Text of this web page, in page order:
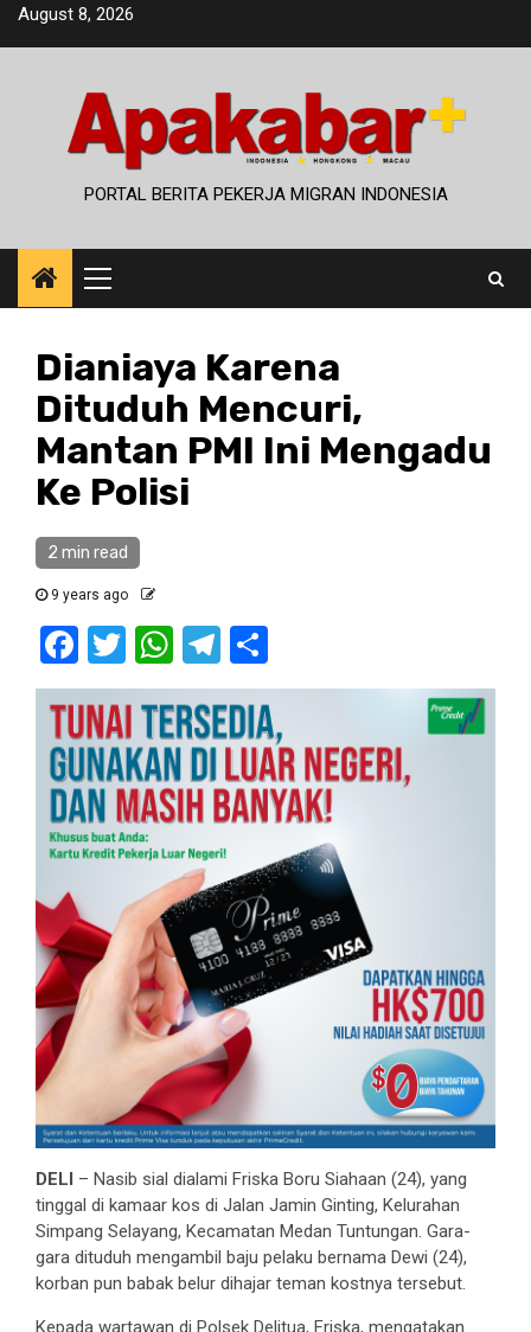
SkipAugust 8, 2026
PORTAL BERITA PEKERJA MIGRAN INDONESIA
Primary
Menu
Dianiaya Karena
Dituduh Mencuri,
Mantan PMI Ini Mengadu
Ke Polisi
2 min read
9 years ago
Facebook
Twitter
WhatsApp
Telegram
DELI – Nasib sial dialami Friska Boru Siahaan (24), yang
tinggal di kamaar kos di Jalan Jamin Ginting, Kelurahan
Simpang Selayang, Kecamatan Medan Tuntungan. Gara-
gara dituduh mengambil baju pelaku bernama Dewi (24),
korban pun babak belur dihajar teman kostnya tersebut.
Kepada wartawan di Polsek Delitua, Friska, mengatakan